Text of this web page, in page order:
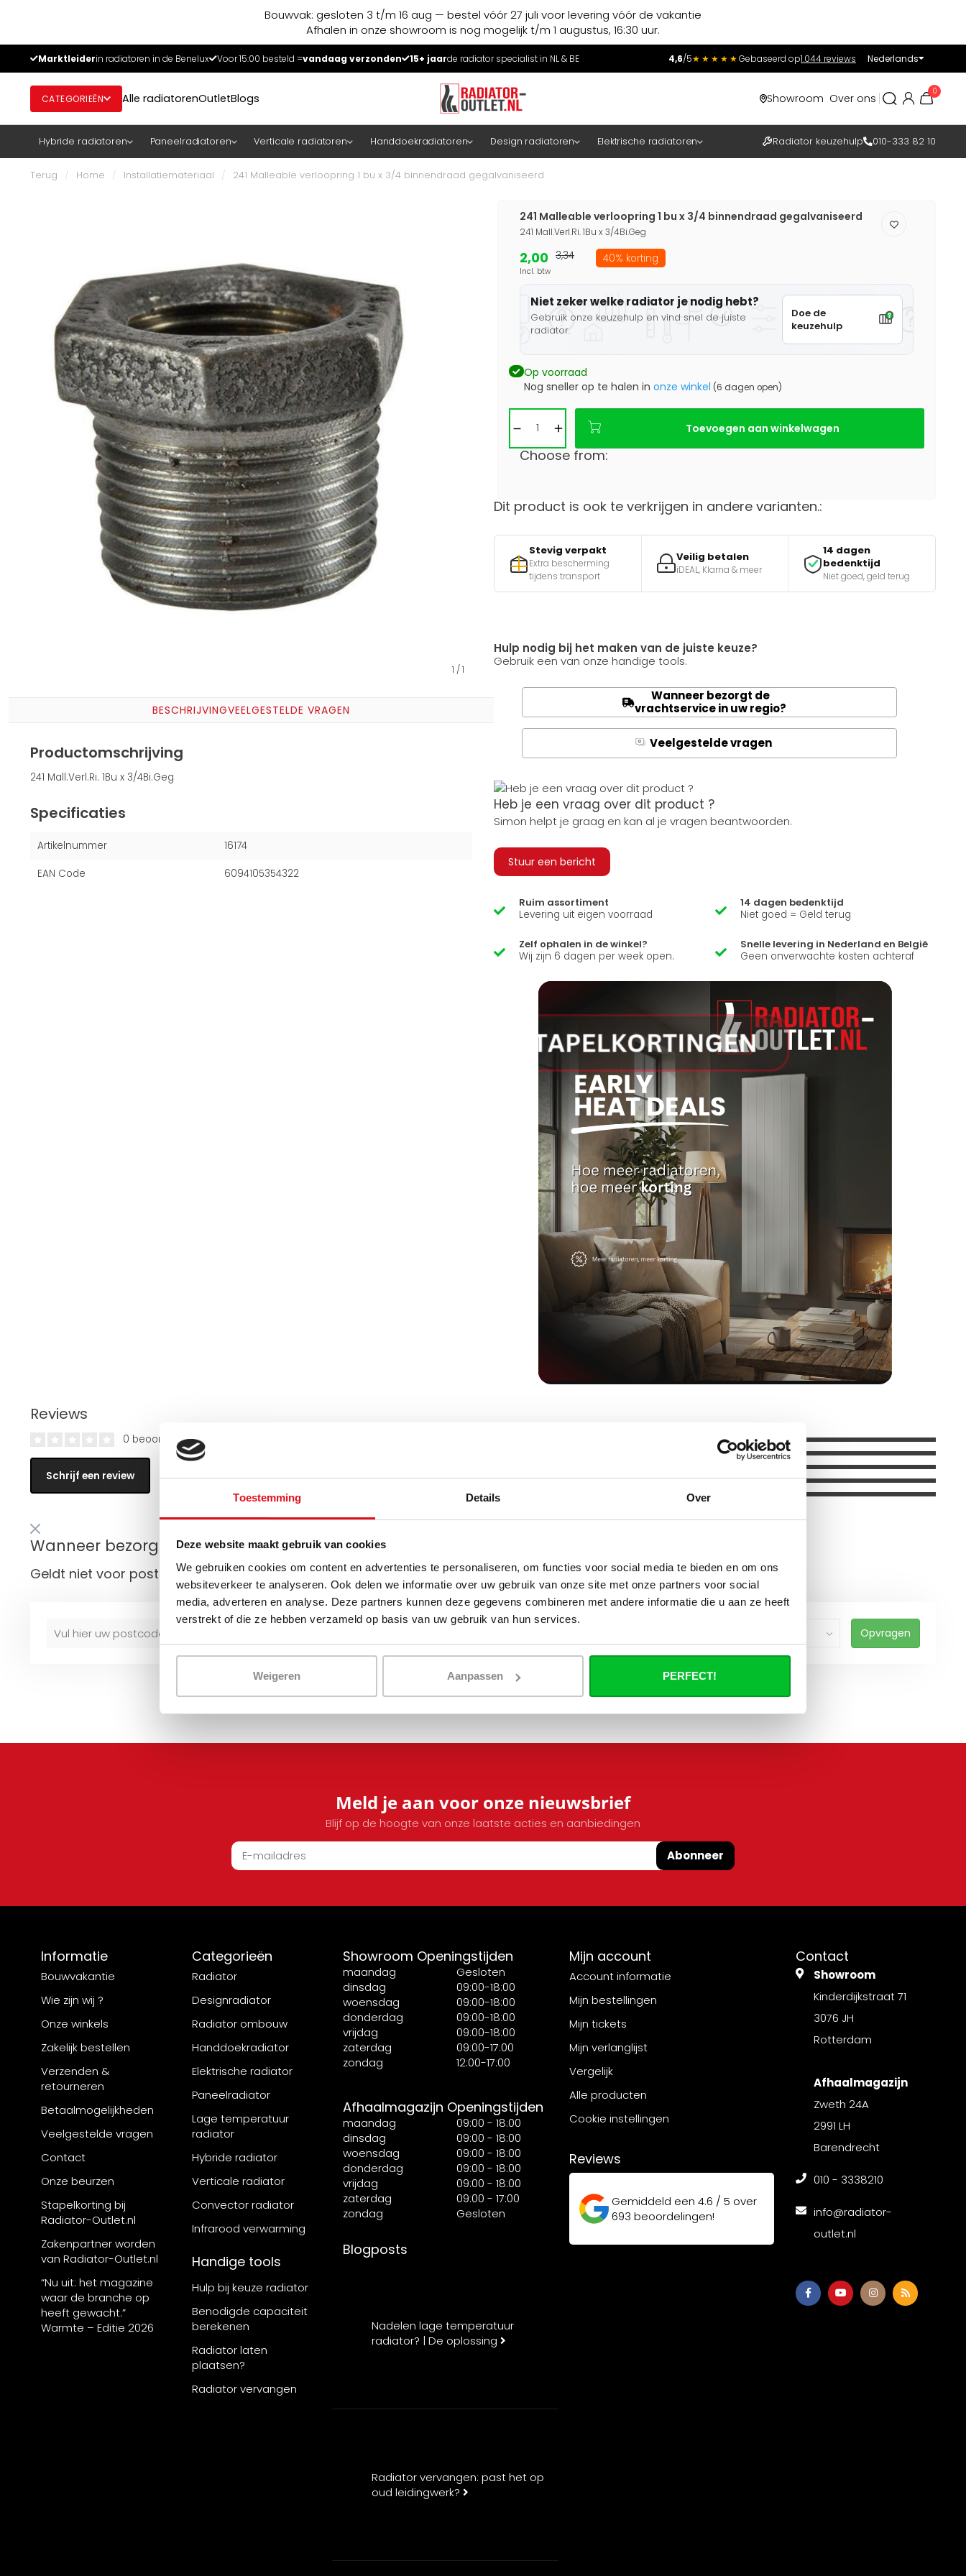
Toestemming Details Over
Deze website maakt gebruik van cookies
We gebruiken cookies om content en advertenties te personaliseren, om functies voor social media te bieden en om ons
websiteverkeer te analyseren. Ook delen we informatie over uw gebruik van onze site met onze partners voor social
media, adverteren en analyse. Deze partners kunnen deze gegevens combineren met andere informatie die u aan ze heeft
verstrekt of die ze hebben verzameld op basis van uw gebruik van hun services.
Weigeren Aanpassen PERFECT!
Bouwvak: gesloten 3 t/m 16 aug — bestel vóór 27 juli voor levering vóór de vakantie
Afhalen in onze showroom is nog mogelijk t/m 1 augustus, 16:30 uur.
Marktleiderin radiatoren in de Benelux Voor 15:00 besteld =vandaag verzonden 15+ jaarde radiator specialist in NL & BE 4,6/5★★★★★Gebaseerd op1.044 reviews Nederlands
CATEGORIEËN Alle radiatorenOutletBlogs Showroom Over ons
0
Hybride radiatoren Paneelradiatoren Verticale radiatoren Handdoekradiatoren Design radiatoren Elektrische radiatoren Radiator keuzehulp 010-333 82 10
Terug / Home / Installatiemateriaal / 241 Malleable verloopring 1 bu x 3/4 binnendraad gegalvaniseerd
1 /1
BESCHRIJVINGVEELGESTELDE VRAGEN
Productomschrijving
241 Mall.Verl.Ri. 1Bu x 3/4Bi.Geg
Specificaties
Artikelnummer 16174
EAN Code 6094105354322
241 Malleable verloopring 1 bu x 3/4 binnendraad gegalvaniseerd
241 Mall.Verl.Ri. 1Bu x 3/4Bi.Geg
2,00
Incl. btw
3,34 40% korting
Niet zeker welke radiator je nodig hebt?
Gebruik onze keuzehulp en vind snel de juiste
radiator.
Doe de
keuzehulp
Op voorraad
Nog sneller op te halen in onze winkel (6 dagen open)
Toevoegen aan winkelwagen
Choose from:
Dit product is ook te verkrijgen in andere varianten.:
Stevig verpakt
Extra bescherming
tijdens transport
Veilig betalen
iDEAL, Klarna & meer
14 dagen
bedenktijd
Niet goed, geld terug
Hulp nodig bij het maken van de juiste keuze?
Gebruik een van onze handige tools.
Wanneer bezorgt de
vrachtservice in uw regio?
Q Veelgestelde vragen
Heb je een vraag over dit product ?
Simon helpt je graag en kan al je vragen beantwoorden.
Stuur een bericht
Ruim assortiment
Levering uit eigen voorraad
14 dagen bedenktijd
Niet goed = Geld terug
Zelf ophalen in de winkel?
Wij zijn 6 dagen per week open.
Snelle levering in Nederland en België
Geen onverwachte kosten achteraf
Reviews
0 beoordelingen
Schrijf een review
Wanneer bezorgt de vrachtservice in uw regio?
Geldt niet voor postzendingen!
Opvragen
Meld je aan voor onze nieuwsbrief
Blijf op de hoogte van onze laatste acties en aanbiedingen
Abonneer
Informatie
Bouwvakantie
Wie zijn wij ?
Onze winkels
Zakelijk bestellen
Verzenden &
retourneren
Betaalmogelijkheden
Veelgestelde vragen
Contact
Onze beurzen
Stapelkorting bij
Radiator-Outlet.nl
Zakenpartner worden
van Radiator-Outlet.nl
“Nu uit: het magazine
waar de branche op
heeft gewacht.”
Warmte – Editie 2026
Categorieën
Radiator
Designradiator
Radiator ombouw
Handdoekradiator
Elektrische radiator
Paneelradiator
Lage temperatuur
radiator
Hybride radiator
Verticale radiator
Convector radiator
Infrarood verwarming
Handige tools
Hulp bij keuze radiator
Benodigde capaciteit
berekenen
Radiator laten
plaatsen?
Radiator vervangen
Showroom Openingstijden
maandag
Gesloten
dinsdag
09:00-18:00
woensdag
09:00-18:00
donderdag
09:00-18:00
vrijdag
09:00-18:00
zaterdag
09:00-17:00
zondag
12:00-17:00
Afhaalmagazijn Openingstijden
maandag
09:00 - 18:00
dinsdag
09:00 - 18:00
woensdag
09:00 - 18:00
donderdag
09:00 - 18:00
vrijdag
09:00 - 18:00
zaterdag
09:00 - 17:00
zondag
Gesloten
Blogposts
Nadelen lage temperatuur
radiator? | De oplossing
Radiator vervangen: past het op
oud leidingwerk?
Mijn account
Account informatie
Mijn bestellingen
Mijn tickets
Mijn verlanglijst
Vergelijk
Alle producten
Cookie instellingen
Reviews
Gemiddeld een4.6 / 5 over
693 beoordelingen!
Contact
Showroom
Kinderdijkstraat 71
3076 JH
Rotterdam
Afhaalmagazijn
Zweth 24A
2991 LH
Barendrecht
010 - 3338210
info@radiator-
outlet.nl